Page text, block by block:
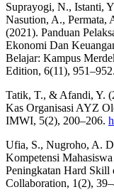
Suprayogi, N., Istanti,
Nasution, A.,
(2021). Panduan
Ekonomi Dan
Belajar: Kampus
Edition, 6(11), 951–952.
Tatik, T., & Afandi, Y.
Kas Organisasi AYZ
IMWI, 5(2), 200–206.
Ufia, S., Nugroho, A.
Kompetensi
Peningkatan Hard
Collaboration, 1(2),